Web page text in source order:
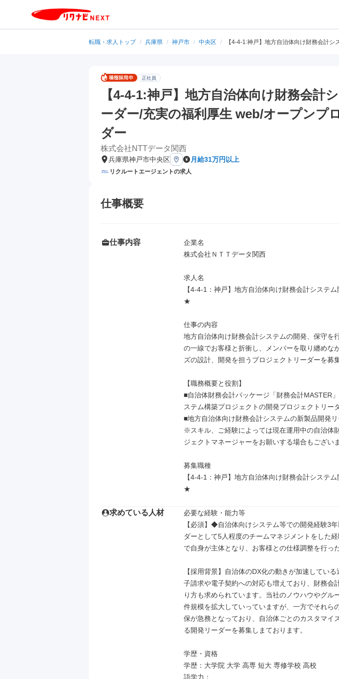
転職・求人トップ / 兵庫県 / 神戸市 / 中央区 / 【4-4-1:神戸】地方自治体向け財務会計
正社員
【4-4-1:神戸】地方自治体向け財務会計
ーダー/充実の福利厚生 web/オープンプ
ダー
株式会社NTTデータ関西
兵庫県神戸市中央区 月給31万円以上
リクルートエージェントの求人
仕事概要
仕事内容
企業名
株式会社ＮＴＴデータ関西
求人名
【4-4-1：神戸】地方自治体向け財務会計システ
★
仕事の内容
地方自治体向け財務会計システムの開発、保守を
の一線でお客様と折衝し、メンバーを取り纏めな
ズの設計、開発を担うプロジェクトリーダーを募
【職務概要と役割】
■自治体財務会計パッケージ「財務会計MASTER
ステム構築プロジェクトの開発プロジェクトリー
■地方自治体向け財務会計システムの新製品開発
※スキル、ご経験によっては現在運用中の自治体
ジェクトマネージャーをお願いする場合もございま
募集職種
【4-4-1：神戸】地方自治体向け財務会計システ
★
求めている人材
必要な経験・能力等
【必須】◆自治体向けシステム等での開発経験3
ダーとして5人程度のチームマネジメントをした
で自身が主体となり、お客様との仕様調整を行っ
【採用背景】自治体のDX化の動きが加速してい
子請求や電子契約への対応も増えており、財務会
り方も求められています。当社のノウハウやグル
件規模を拡大していっていますが、一方でそれら
保が急務となっており、自治体ごとのカスタマイ
る開発リーダーを募集しまております。
学歴・資格
学歴：大学院 大学 高専 短大 専修学校 高校
語学力：